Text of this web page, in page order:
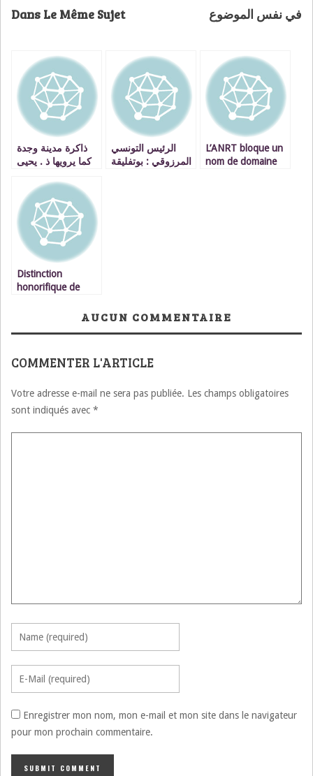
Dans Le Même Sujet في نفس الموضوع
ذاكرة مدينة وجدة
كما يرويها ذ . يحيى
الرئيس التونسي
المرزوقي : بوتفليقة
L’ANRT bloque un
nom de domaine
Distinction
honorifique de
Tanche-ElayachiAUCUN COMMENTAIRE
COMMENTER L'ARTICLE
Votre adresse e-mail ne sera pas publiée. Les champs obligatoires
sont indiqués avec *
Enregistrer mon nom, mon e-mail et mon site dans le navigateur
pour mon prochain commentaire.